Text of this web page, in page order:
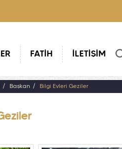
FATİH İLETİŞİM
Başkan Bilgi Evleri Geziler